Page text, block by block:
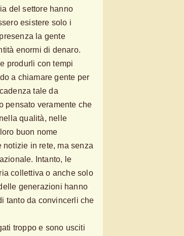
del settore hanno
esistere solo i
la gente
enormi di denaro.
produrli con tempi
a chiamare gente per
tale da
pensato veramente che
qualità, nelle
buon nome
in rete, ma senza
Intanto, le
collettiva o anche solo
generazioni hanno
tanto da convincerli che
troppo e sono usciti